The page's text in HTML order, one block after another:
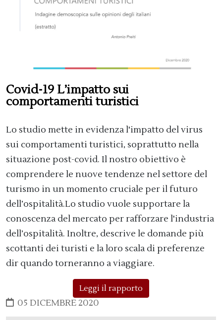
Covid-19 L’impatto sui
comportamenti turistici
Lo studio mette in evidenza l'impatto del virus
sui comportamenti turistici, soprattutto nella
situazione post-covid. Il nostro obiettivo è
comprendere le nuove tendenze nel settore del
turismo in un momento cruciale per il futuro
dell’ospitalità.Lo studio vuole supportare la
conoscenza del mercato per rafforzare l'industria
dell’ospitalità. Inoltre, descrive le domande più
scottanti dei turisti e la loro scala di preferenze
dir quando torneranno a viaggiare.
Leggi il rapporto
05 DICEMBRE 2020